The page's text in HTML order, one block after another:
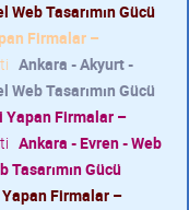
Tasarımın Gücü
Firmalar –
Ankara - Akyurt -
Tasarımın Gücü
Yapan Firmalar –
Ankara - Evren - Web
Gücü
Firmalar –